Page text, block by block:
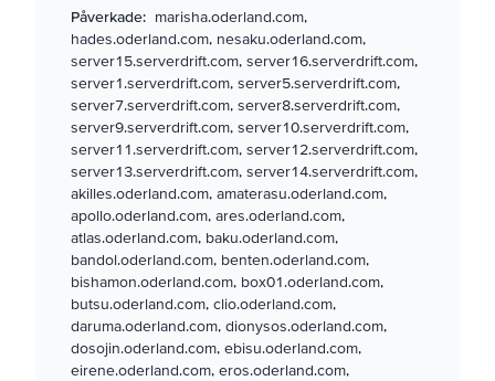
Påverkade: marisha.oderland.com,
hades.oderland.com, nesaku.oderland.com,
server15.serverdrift.com, server16.serverdrift.com,
server1.serverdrift.com, server5.serverdrift.com,
server7.serverdrift.com, server8.serverdrift.com,
server9.serverdrift.com, server10.serverdrift.com,
server11.serverdrift.com, server12.serverdrift.com,
server13.serverdrift.com, server14.serverdrift.com,
akilles.oderland.com, amaterasu.oderland.com,
apollo.oderland.com, ares.oderland.com,
atlas.oderland.com, baku.oderland.com,
bandol.oderland.com, benten.oderland.com,
bishamon.oderland.com, box01.oderland.com,
butsu.oderland.com, clio.oderland.com,
daruma.oderland.com, dionysos.oderland.com,
dosojin.oderland.com, ebisu.oderland.com,
eirene.oderland.com, eros.oderland.com,